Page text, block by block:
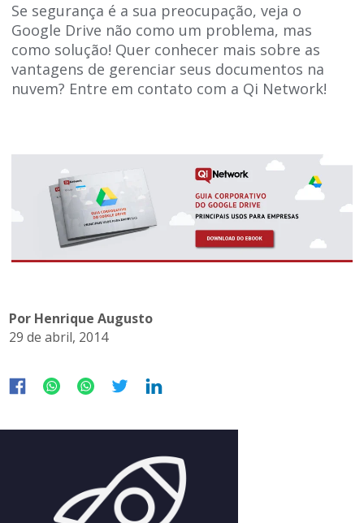
Se segurança é a sua preocupação, veja o
Google Drive não como um problema, mas
como solução! Quer conhecer mais sobre as
vantagens de gerenciar seus documentos na
nuvem? Entre em contato com a Qi Network!
Por Henrique Augusto
29 de abril, 2014